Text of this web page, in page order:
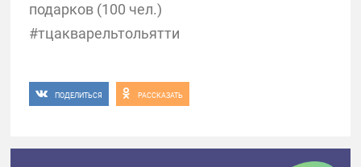
подарков (100 чел.)
#тцакварельтольятти
ПОДЕЛИТЬСЯ РАССКАЗАТЬ